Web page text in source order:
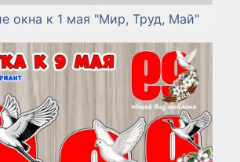
окна к 1 мая "Мир, Труд, Май"